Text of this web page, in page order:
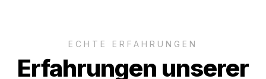
ECHTE ERFAHRUNGEN
Erfahrungen unserer